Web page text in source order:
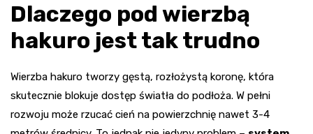
Dlaczego pod wierzbą
hakuro jest tak trudno
Wierzba hakuro tworzy gęstą, rozłożystą koronę, która
skutecznie blokuje dostęp światła do podłoża. W pełni
rozwoju może rzucać cień na powierzchnię nawet 3-4